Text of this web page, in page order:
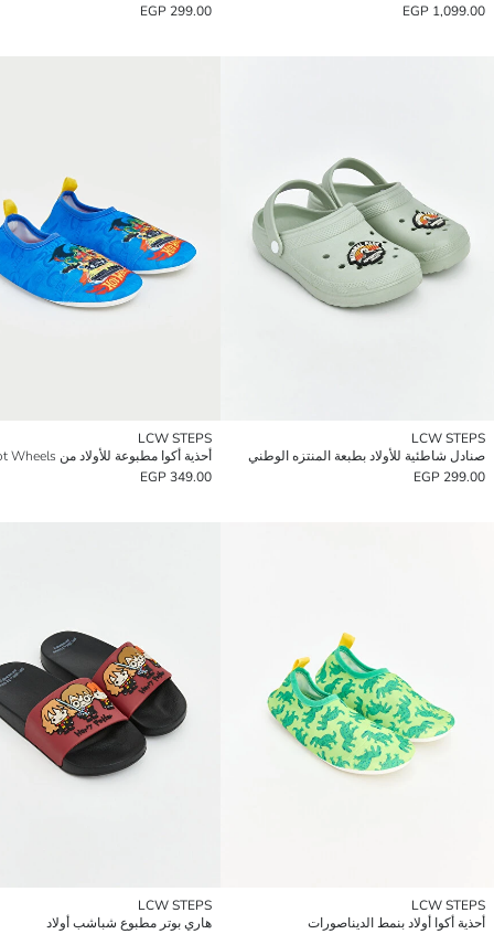
1,099.00 EGP
299.00 EGP
LCW STEPS
صنادل شاطئية للأولاد بطبعة المنتزه الوطني
299.00 EGP
LCW STEPS
أحذية أكوا مطبوعة للأولاد من Hot Wheels
349.00 EGP
LCW STEPS
أحذية أكوا أولاد بنمط الديناصورات
LCW STEPS
هاري بوتر مطبوع شباشب أولاد